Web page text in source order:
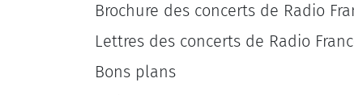
Brochure des concerts de Radio
Lettres des concerts de Radio
Bons plans